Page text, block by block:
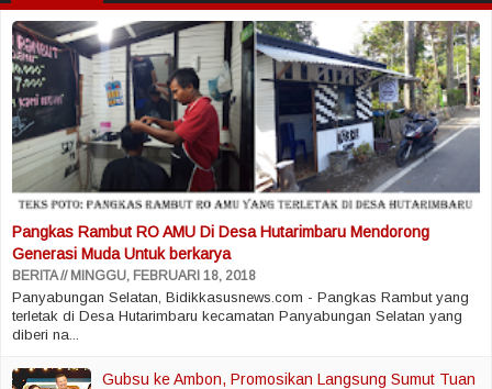
Pangkas Rambut RO AMU Di Desa Hutarimbaru Mendorong
Generasi Muda Untuk berkarya
BERITA MINGGU, FEBRUARI 18, 2018
Panyabungan Selatan, Bidikkasusnews.com - Pangkas Rambut yang
terletak di Desa Hutarimbaru kecamatan Panyabungan Selatan yang
diberi na...
Gubsu ke Ambon, Promosikan Langsung Sumut Tuan